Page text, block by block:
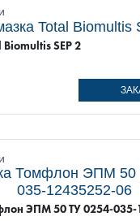
SEP 2
ЭПМ 50 ТУ 0254-035-